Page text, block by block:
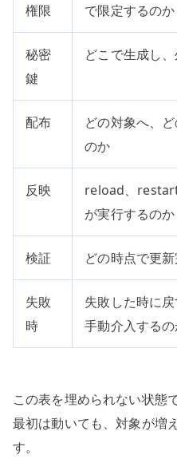
権限
で限定するのか
秘密
鍵
どこで生成し
配布
どの対象へ、
のか
反映
reload、
が実行するのか
検証 どの時点で更
失敗
時
失敗した時に戻
手動介入する
この表を埋められない状態
最初は動いても、対象が増
す。